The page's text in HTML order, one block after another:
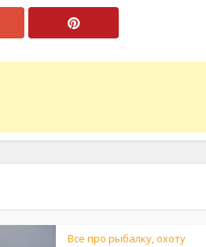
Все про рыбалку, охоту